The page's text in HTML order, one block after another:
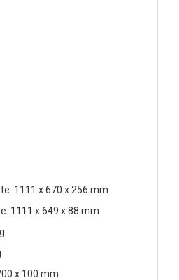
1111 x 670 x 256 mm
1111 x 649 x 88 mm
x 100 mm